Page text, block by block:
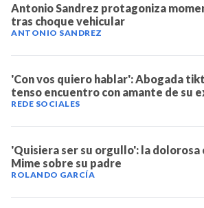
Antonio Sandrez protagoniza
tras choque vehicular
ANTONIO SANDREZ
'Con vos quiero hablar': Abogada
tenso encuentro con amante de su
REDE SOCIALES
'Quisiera ser su orgullo': la dolorosa
Mime sobre su padre
ROLANDO GARCÍA